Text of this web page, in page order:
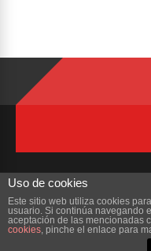
Copyright © 2023
¿Quienes
Uso de cookies
Este sitio web utiliza cookies
usuario. Si continúa navegando
aceptación de las mencionadas
cookies, pinche el enlace para